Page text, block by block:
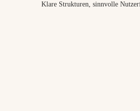
Klare Strukturen, sinnvolle